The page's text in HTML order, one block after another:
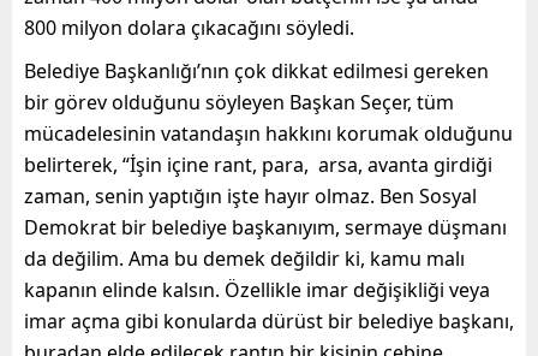
800 milyon dolara çıkacağını söyledi.
Belediye Başkanlığı’nın çok dikkat edilmesi gereken
bir görev olduğunu söyleyen Başkan Seçer, tüm
mücadelesinin vatandaşın hakkını korumak olduğunu
belirterek, “İşin içine rant, para, arsa, avanta girdiği
zaman, senin yaptığın işte hayır olmaz. Ben Sosyal
Demokrat bir belediye başkanıyım, sermaye düşmanı
da değilim. Ama bu demek değildir ki, kamu malı
kapanın elinde kalsın. Özellikle imar değişikliği veya
imar açma gibi konularda dürüst bir belediye başkanı,